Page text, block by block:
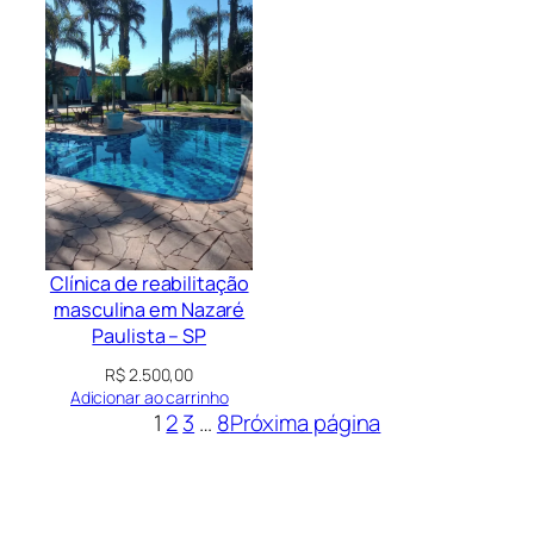
Clínica de reabilitação
masculina em Nazaré
Paulista – SP
R$2.500,00
Adicionar ao carrinho
1 23 … 8Próxima página